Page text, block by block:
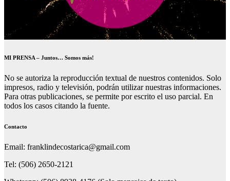
MI PRENSA – Juntos… Somos más!
No se autoriza la reproducción textual de nuestros contenidos. Solo
impresos, radio y televisión, podrán utilizar nuestras informaciones.
Para otras publicaciones, se permite por escrito el uso parcial. En
todos los casos citando la fuente.
Contacto
Email: franklindecostarica@gmail.com
Tel: (506) 2650-2121